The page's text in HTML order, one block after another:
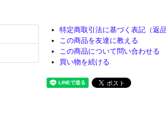
特定商取引法に基づく表記（返品
この商品を友達に教える
この商品について問い合わせる
買い物を続ける